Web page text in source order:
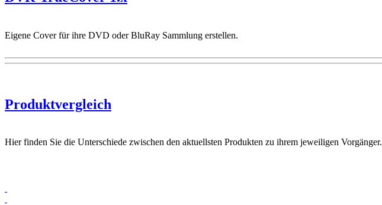
Eigene Cover für ihre DVD oder BluRay Sammlung erstellen.
Produktvergleich
Hier finden Sie die Unterschiede zwischen den aktuellsten Produkten zu ihrem jeweiligen Vorgänger.